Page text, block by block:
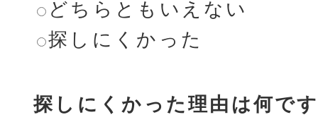
どちらともいえない
探しにくかった
探しにくかった理由は何で